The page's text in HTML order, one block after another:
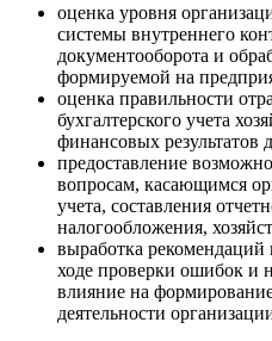
оценка уровня
системы внутреннего
документооборота и
формируемой на
оценка правильности
бухгалтерского учета
финансовых результатов
предоставление
вопросам, касающимся
учета, составления
налогообложения,
выработка
ходе проверки ошибок и
влияние на
деятельности